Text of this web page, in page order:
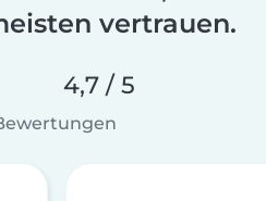
vertrauen.
4,7 / 5